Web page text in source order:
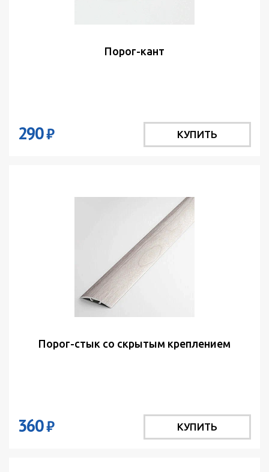
Порог-кант
290₽ КУПИТЬ
Порог-стык со скрытым креплением
360₽ КУПИТЬ